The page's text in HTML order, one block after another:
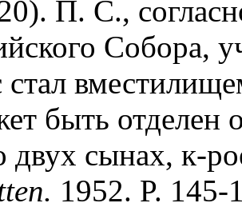
П. С.,
Собора,
стал
быть отделен
двух сынах, к-
1952. P.